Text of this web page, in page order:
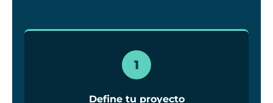
1
Define tu proyecto